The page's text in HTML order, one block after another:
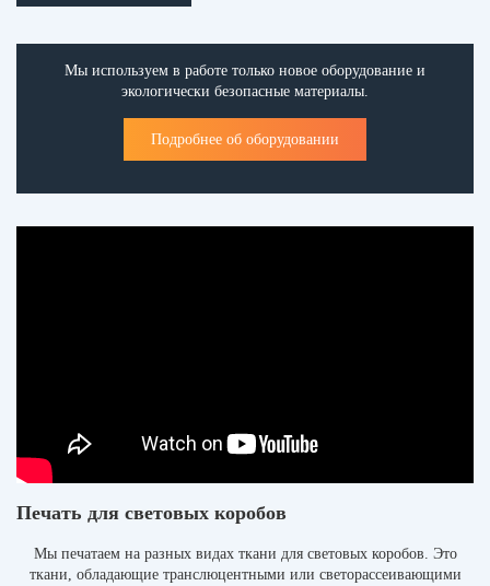
Мы используем в работе только новое оборудование и
экологически безопасные материалы.
Подробнее об оборудовании
Печать для световых коробов
Мы печатаем на разных видах ткани для световых коробов. Это
ткани, обладающие транслюцентными или светорассеивающими